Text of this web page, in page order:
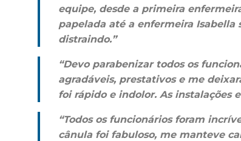
equipe, desde a primeira
papelada até a enfermeira Isabella
distraindo.”
“Devo parabenizar todos os
agradáveis, prestativos e me
foi rápido e indolor. As instalações
“Todos os funcionários foram
cânula foi fabuloso, me manteve